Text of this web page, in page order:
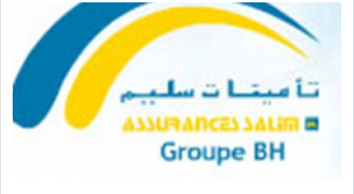
PRESSE
BOURSE DE TUNIS : UN BILAN
HEBDOMADAIRE...